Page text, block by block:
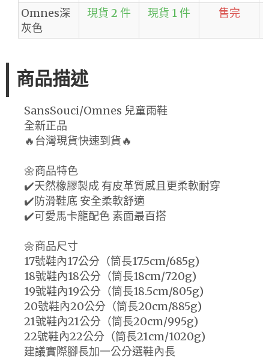
Omnes深
灰色
現貨 2 件 現貨 1 件 售完
商品描述
SansSouci/Omnes 兒童雨鞋
全新正品
🔥台灣現貨快速到貨🔥
🌼商品特色
✔️天然橡膠製成 有皮革質感且更柔軟耐穿
✔️防滑鞋底 安全柔軟舒適
✔️可愛馬卡龍配色 素面最百搭
🌼商品尺寸
17號鞋內17公分（筒長17.5cm/685g)
18號鞋內18公分（筒長18cm/720g)
19號鞋內19公分（筒長18.5cm/805g)
20號鞋內20公分（筒長20cm/885g)
21號鞋內21公分（筒長20cm/995g)
22號鞋內22公分（筒長21cm/1020g)
建議實際腳長加一公分選鞋內長